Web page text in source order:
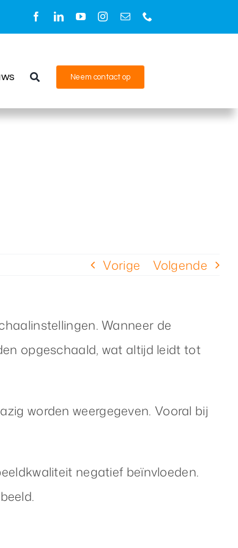
Neem contact op
Vorige Volgende
Wanneer de
opgeschaald, wat altijd leidt tot
worden weergegeven. Vooral bij
negatief beïnvloeden.